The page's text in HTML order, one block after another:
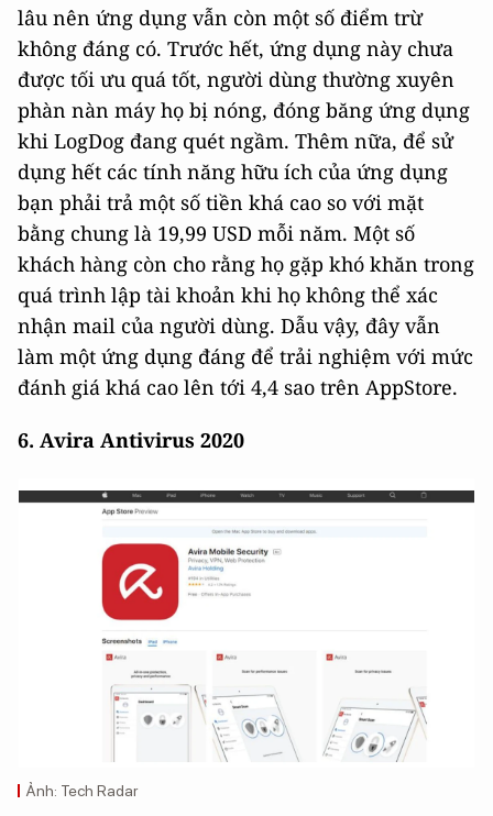
lâu nên ứng dụng vẫn còn một số điểm trừ
không đáng có. Trước hết, ứng dụng này chưa
được tối ưu quá tốt, người dùng thường xuyên
phàn nàn máy họ bị nóng, đóng băng ứng dụng
khi LogDog đang quét ngầm. Thêm nữa, để sử
dụng hết các tính năng hữu ích của ứng dụng
bạn phải trả một số tiền khá cao so với mặt
bằng chung là 19,99 USD mỗi năm. Một số
khách hàng còn cho rằng họ gặp khó khăn trong
quá trình lập tài khoản khi họ không thể xác
nhận mail của người dùng. Dẫu vậy, đây vẫn
làm một ứng dụng đáng để trải nghiệm với mức
đánh giá khá cao lên tới 4,4 sao trên AppStore.
6. Avira Antivirus 2020
Ảnh: Tech Radar